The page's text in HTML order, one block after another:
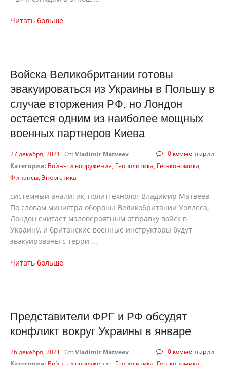
Читать больше
Войска Великобритании готовы
эвакуироваться из Украины в Польшу в
случае вторжения РФ, но Лондон
остается одним из наиболее мощных
военных партнеров Киева
0 комментарии
27 декабря, 2021 От: Vladimir Matveev
Категории: Войны и вооружение Геополитика Геоэкономика
Финансы Энергетика
системный аналитик, политтехнолог Владимир Матвеев
По словам министра обороны Великобритании Уоллеса,
Лондон считает маловероятным отправку войск в
Украину, и британские военные инструкторы будут
эвакуированы с терри ...
Читать больше
Представители ФРГ и РФ обсудят
конфликт вокруг Украины в январе
0 комментарии
26 декабря, 2021 От: Vladimir Matveev